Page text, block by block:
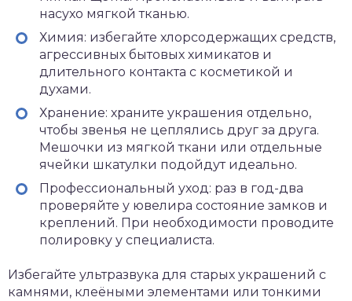
насухо мягкой тканью.
Химия: избегайте хлорсодержащих средств,
агрессивных бытовых химикатов и
длительного контакта с косметикой и
духами.
Хранение: храните украшения отдельно,
чтобы звенья не цеплялись друг за друга.
Мешочки из мягкой ткани или отдельные
ячейки шкатулки подойдут идеально.
Профессиональный уход: раз в год-два
проверяйте у ювелира состояние замков и
креплений. При необходимости проводите
полировку у специалиста.
Избегайте ультразвука для старых украшений с
камнями, клеёными элементами или тонкими